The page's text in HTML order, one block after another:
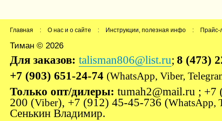
Главная : О нас и о сайте : Инструкции, полезная инфо : Прайс-
Тиман © 2026
Для заказов: talisman806@list.ru; 8 (473)
+7 (903) 651-24-74 (WhatsApp, Viber,
Только опт/дилеры: tumah2@mail.ru ; +7
200 (Viber), +7 (912) 45-45-736 (WhatsApp,
Сенькин Владимир.